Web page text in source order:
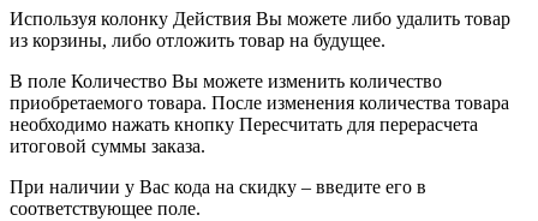
Используя колонку Действия Вы можете либо удалить товар
из корзины, либо отложить товар на будущее.
В поле Количество Вы можете изменить количество
приобретаемого товара. После изменения количества товара
необходимо нажать кнопку Пересчитать для перерасчета
итоговой суммы заказа.
При наличии у Вас кода на скидку – введите его в
соответствующее поле.